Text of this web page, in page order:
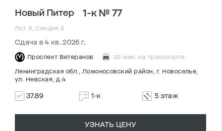
Новый Питер 1-к № 77
Лот 3, Секция 2
Сдача в 4 кв. 2026 г.
Проспект Ветеранов 20 мин. на транспорте
Ленинградская обл., Ломоносовский район, г. Новоселье,
ул. Невская, д.4
37.89 1-к 5 этаж
УЗНАТЬ ЦЕНУ